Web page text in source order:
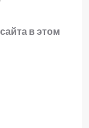
в этом